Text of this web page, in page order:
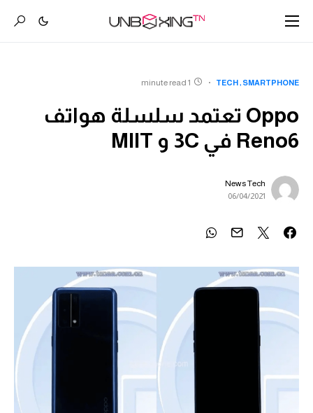
SMARTPHONE
TECH
1 minute read
Oppo تعتمد سلسلة هواتف
Reno6 في 3C و MIIT
News Tech
06/04/2021